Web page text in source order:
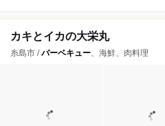
カキとイカの大栄丸
糸島市 /バーベキュー、海鮮、肉料理